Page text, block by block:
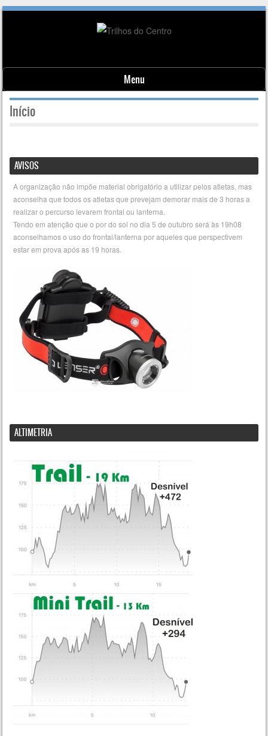
Menu
Skip to content
Início
AVISOS
A organização não impõe material obrigatório a utilizar pelos atletas, mas
aconselha que todos os atletas que prevejam demorar mais de 3 horas a
realizar o percurso levarem frontal ou lanterna.
Tendo em atenção que o por do sol no dia 5 de outubro será às 19h08
aconselhamos o uso do frontal/lanterna por aqueles que perspectivem
estar em prova após as 19 horas.
ALTIMETRIA